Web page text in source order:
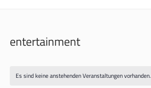
entertainment
Es sind keine anstehenden Veranstaltungen vorhanden.